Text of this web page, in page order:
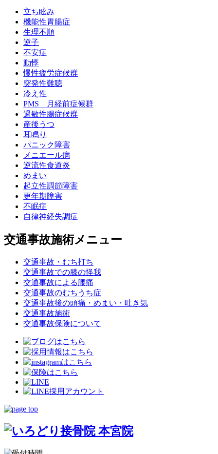
立ち眩み
機能性胃腸症
生理不順
逆子
不安症
動悸
慢性疲労症候群
突発性難聴
冷え性
PMS 月経前症候群
過敏性腸症候群
産後うつ
耳鳴り
パニック障害
メニエール病
逆流性食道炎
めまい
起立性調節障害
更年期障害
不眠症
自律神経失調症
交通事故施術メニュー
交通事故・むち打ち
交通事故での膝の怪我
交通事故による腰痛
交通事故のむちうち症
交通事故後の頭痛・めまい・吐き気
交通事故施術
交通事故保険について